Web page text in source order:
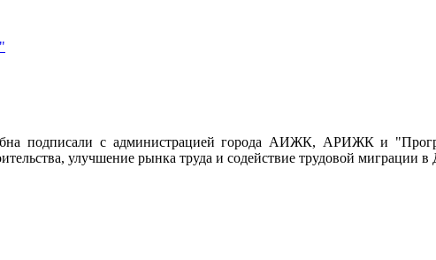
подписали с администрацией города АИЖК, АРИЖК и
улучшение рынка труда и содействие трудовой миграции в